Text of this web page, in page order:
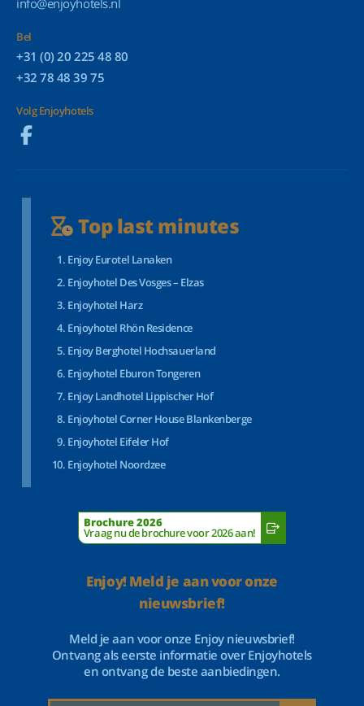
info@enjoyhotels.nl
Bel
+31 (0) 20 225 48 80
+32 78 48 39 75
Volg Enjoyhotels
Top last minutes
Enjoy Eurotel Lanaken
Enjoyhotel Des Vosges – Elzas
Enjoyhotel Harz
Enjoyhotel Rhön Residence
Enjoy Berghotel Hochsauerland
Enjoyhotel Eburon Tongeren
Enjoy Landhotel Lippischer Hof
Enjoyhotel Corner House Blankenberge
Enjoyhotel Eifeler Hof
Enjoyhotel Noordzee
Brochure 2026
Vraag nu de brochure voor 2026 aan!
Enjoy! Meld je aan voor onze
nieuwsbrief!
Meld je aan voor onze Enjoy nieuwsbrief!
Ontvang als eerste informatie over Enjoyhotels
en ontvang de beste aanbiedingen.